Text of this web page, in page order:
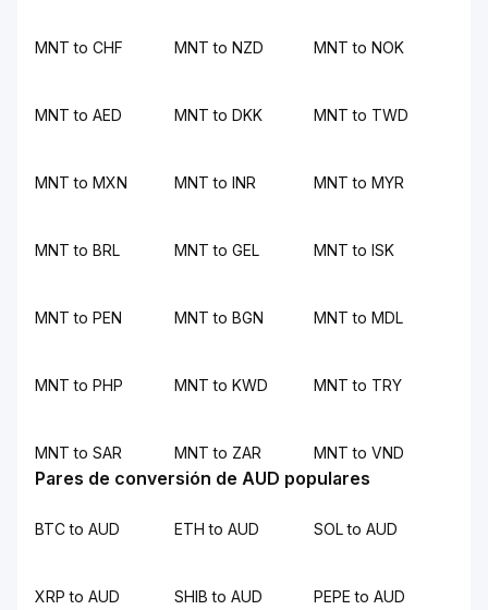
MNT to CHF MNT to NZD MNT to NOK
MNT to AED MNT to DKK MNT to TWD
MNT to MXN MNT to INR MNT to MYR
MNT to BRL MNT to GEL MNT to ISK
MNT to PEN MNT to BGN MNT to MDL
MNT to PHP MNT to KWD MNT to TRY
MNT to SAR MNT to ZAR MNT to VND
Pares de conversión de AUD populares
BTC to AUD ETH to AUD SOL to AUD
XRP to AUD SHIB to AUD PEPE to AUD